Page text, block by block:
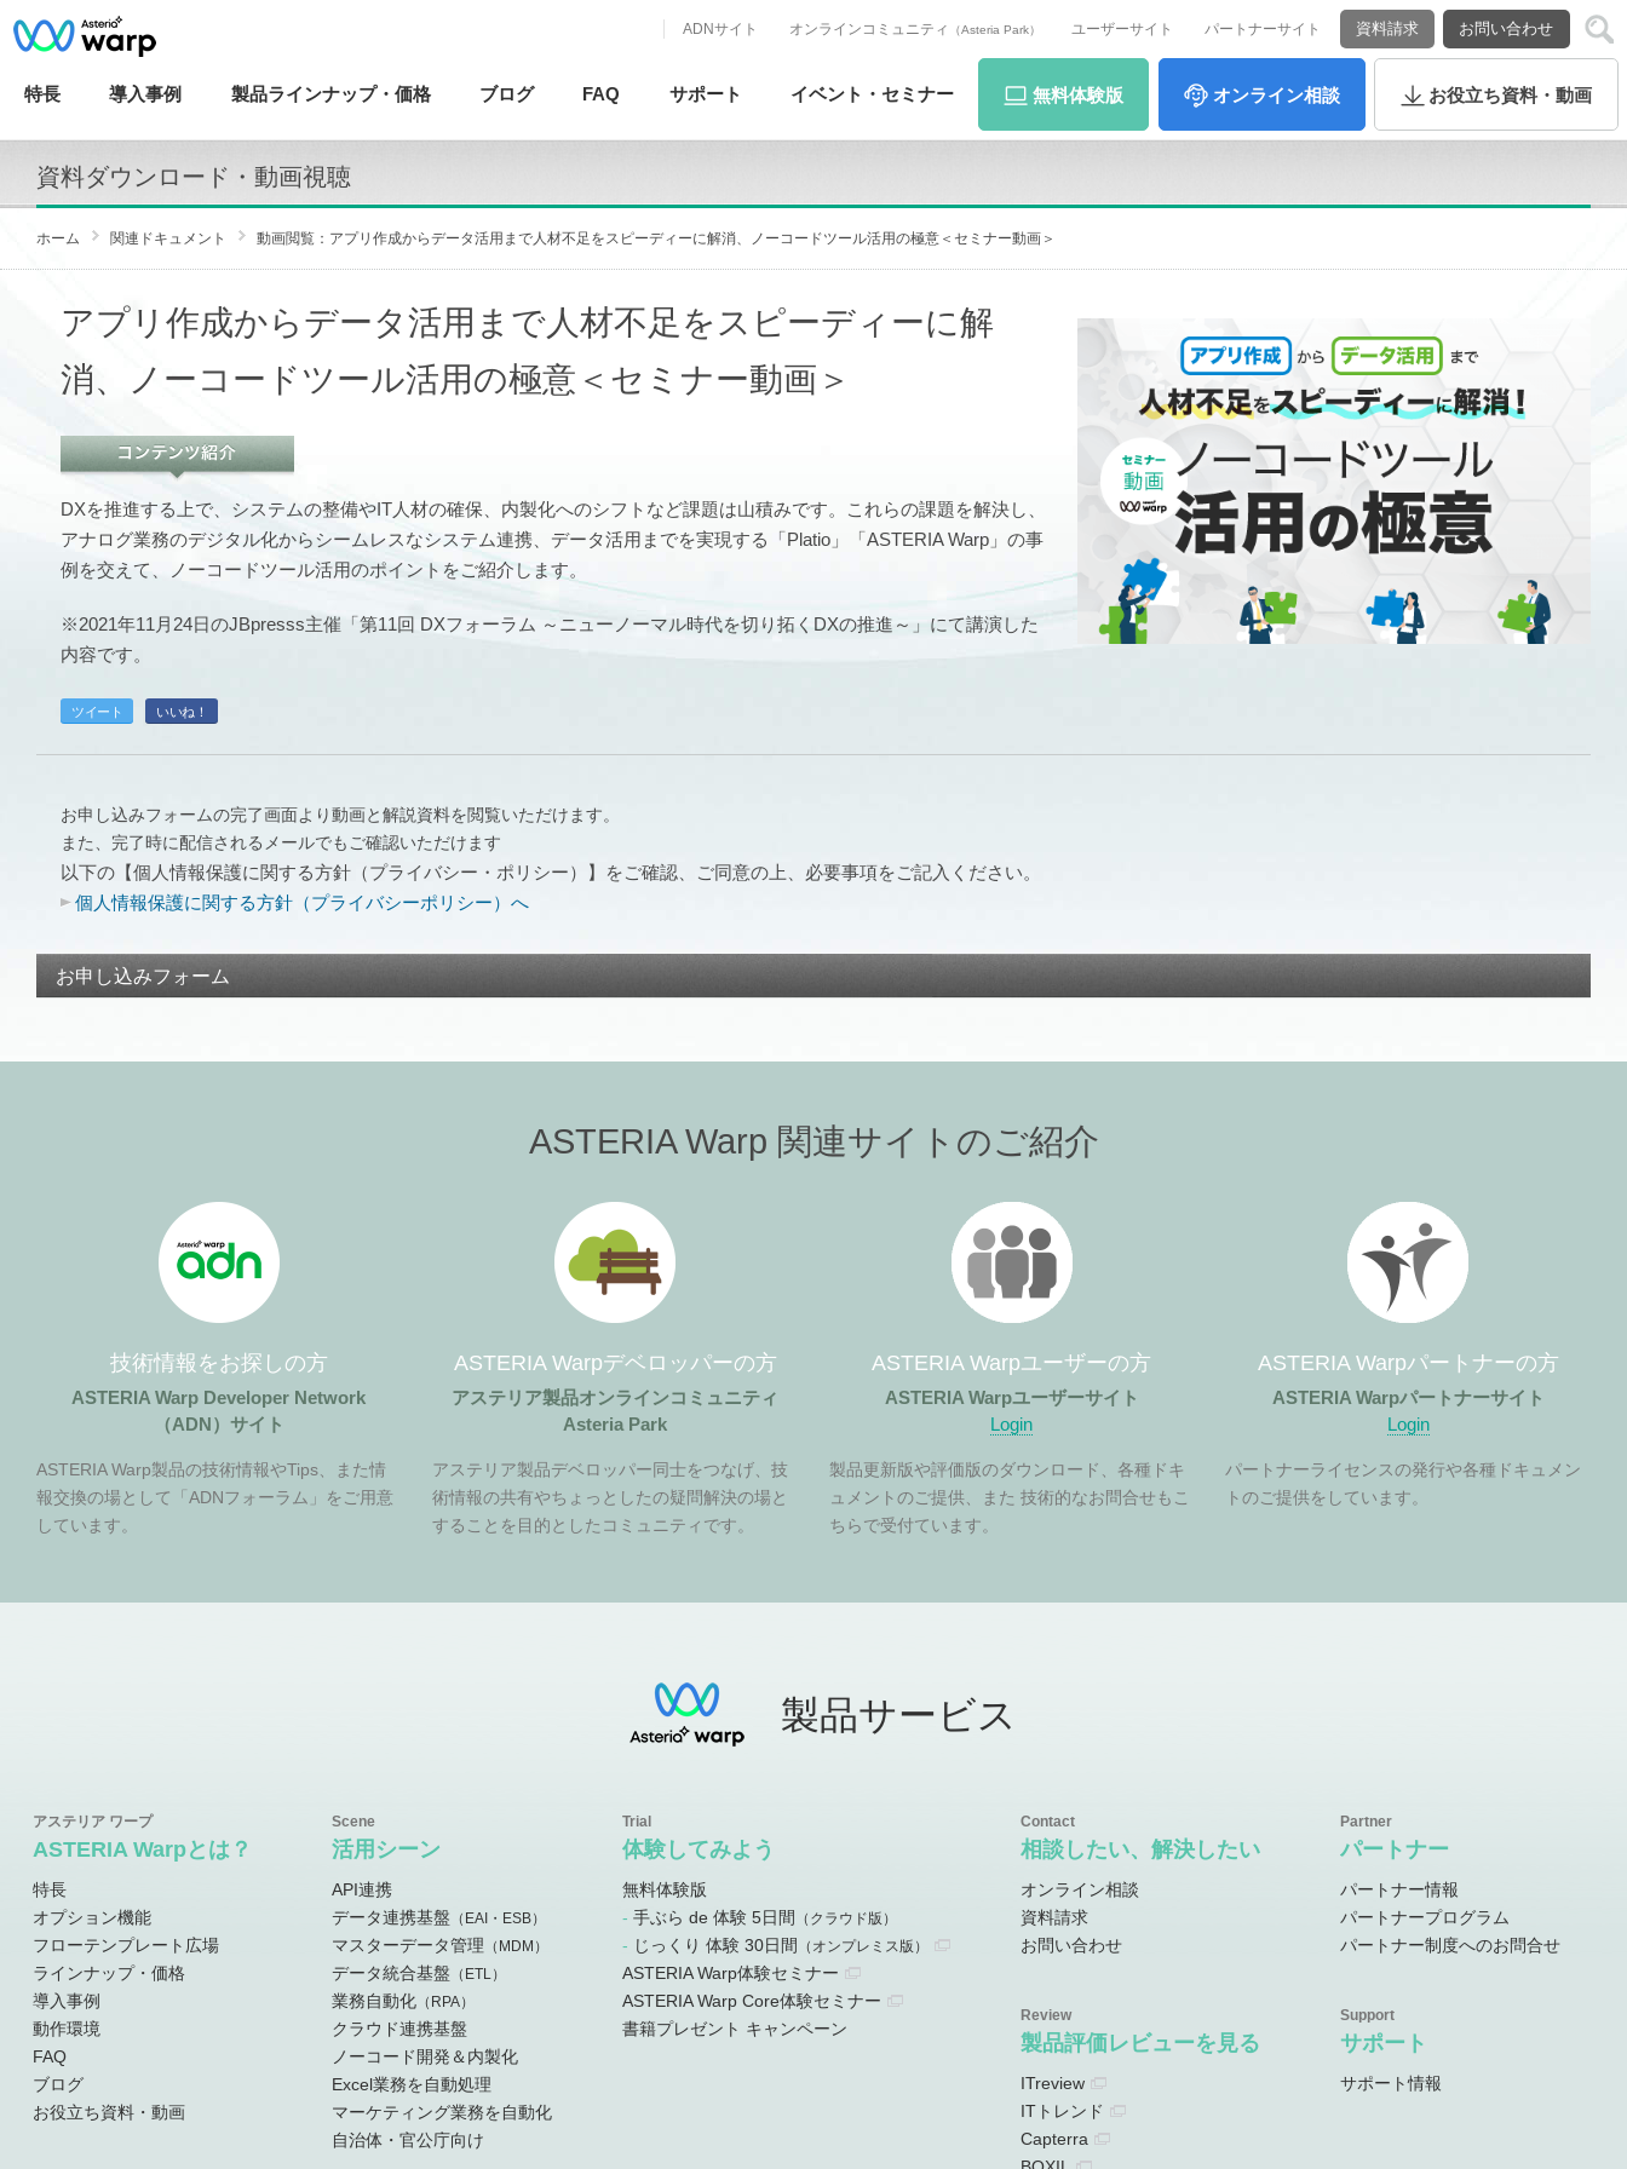
ADNサイト オンラインコミュニティ （Asteria Park） ユーザーサイト パートナーサイト 資料請求 お問い合わせ
特長 導入事例 製品ラインナップ・ 価格 ブログ FAQ サポート イベント・ セミナー 無料体験版 オンライン相談 お役立ち資料・動画
資料ダウンロード・動画視聴
ホーム 関連ドキュメント 動画閲覧：アプリ作成からデータ活用まで人材不足をスピーディーに解消、ノーコードツール活用の極意＜セミナー動画＞
アプリ作成からデータ活用まで人材不足をスピーディーに解
消、ノーコードツール活用の極意＜セミナー動画＞
DXを推進する上で、システムの整備やIT人材の確保、内製化へのシフトなど課題は山積みです。これらの課題を解決し、
アナログ業務のデジタル化からシームレスなシステム連携、データ活用までを実現する「Platio」「ASTERIA Warp」の事
例を交えて、ノーコードツール活用のポイントをご紹介します。
※2021年11月24日のJBpresss主催「第11回 DXフォーラム ～ニューノーマル時代を切り拓くDXの推進～」にて講演した
内容です。
ツイート いいね！
お申し込みフォームの完了画面より動画と解説資料を閲覧いただけます。
また、完了時に配信されるメールでもご確認いただけます
以下の【個人情報保護に関する方針（プライバシー・ポリシー）】をご確認、ご同意の上、必要事項をご記入ください。
個人情報保護に関する方針（プライバシーポリシー）へ
お申し込みフォーム
ASTERIA Warp 関連サイトのご紹介
技術情報をお探しの方
ASTERIA Warp Developer Network
（ADN）サイト
ASTERIA Warp製品の技術情報やTips、また情
報交換の場として「ADNフォーラム」をご用意
しています。
ASTERIA Warpデベロッパーの方
アステリア製品オンラインコミュニティ
Asteria Park
アステリア製品デベロッパー同士をつなげ、技
術情報の共有やちょっとしたの疑問解決の場と
することを目的としたコミュニティです。
ASTERIA Warpユーザーの方
ASTERIA Warpユーザーサイト
Login
製品更新版や評価版のダウンロード、各種ドキ
ュメントのご提供、また 技術的なお問合せもこ
ちらで受付ています。
ASTERIA Warpパートナーの方
ASTERIA Warpパートナーサイト
Login
パートナーライセンスの発行や各種ドキュメン
トのご提供をしています。
製品サービス
ASTERIA Warpとは？
特長
オプション機能
フローテンプレート広場
ラインナップ・価格
導入事例
動作環境
FAQ
ブログ
お役立ち資料・動画
活用シーン
API連携
データ連携基盤
（EAI・ESB）
マスターデータ管理 （MDM）
データ統合基盤 （ETL）
業務自動化 （RPA）
クラウド連携基盤
ノーコード開発＆内製化
Excel業務を自動処理
マーケティング業務を自動化
自治体・官公庁向け
体験してみよう
無料体験版
手ぶら de 体験 5日間
（クラウド版）
じっくり 体験 30日間 （オンプレミス版）
ASTERIA Warp体験セミナー
ASTERIA Warp Core体験セミナー
書籍プレゼント キャンペーン
相談したい、解決したい
オンライン相談
資料請求
お問い合わせ
製品評価レビューを見る
ITreview
ITトレンド
Capterra
パートナー
パートナー情報
パートナープログラム
パートナー制度へのお問合せ
サポート
サポート情報